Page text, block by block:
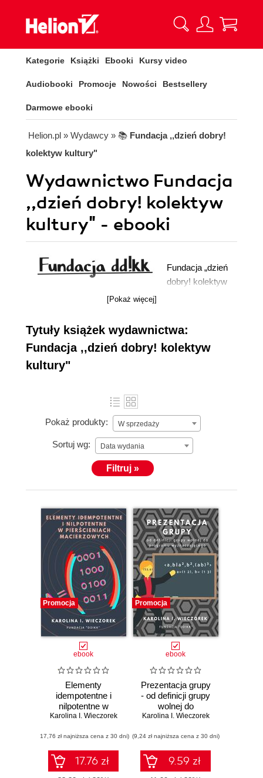
Kategorie Książki Ebooki Kursy video
Audiobooki Promocje Nowości Bestsellery
Darmowe ebooki
Helion.pl » Wydawcy » 📚 Fundacja ,,dzień dobry!
kolektyw kultury"
Wydawnictwo Fundacja
,,dzień dobry! kolektyw
kultury" - ebooki
Fundacja „dzień
dobry! kolektyw
kwietniu 2017
organu
pomocniczego w
ramach
przez członków
redakcji „Amor
Fati”, która
nabierała
rozmachu od
założenia
czasopisma w
2015 roku, aż w
2017 roku
funkcjonowanie
czasopisma
według starego
niewydolne.
Fundacja dd!kk tę
sytuację zmienia.
Ogólnie rzecz
ujmując, głównym
Fundacji dd!kk
jest działalność
[Pokaż więcej]
Tytuły książek wydawnictwa:
Fundacja ,,dzień dobry! kolektyw
kultury"
Pokaż produkty: W sprzedaży
Sortuj wg: Data wydania
Filtruj »
Promocja
ebook
Elementy
idempotentne i
nilpotentne w
pierścieniach
Karolina I. Wieczorek
(17,76 zł najniższa cena z 30 dni)
17.76 zł
Promocja
ebook
Prezentacja grupy
- od definicji grupy
wolnej do
programu
Karolina I. Wieczorek
(9,24 zł najniższa cena z 30 dni)
9.59 zł